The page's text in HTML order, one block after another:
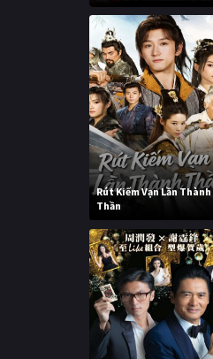
Rút Kiếm Vạn Lần Thành
Thần